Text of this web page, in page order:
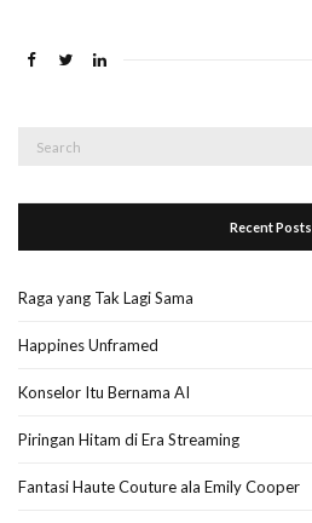
Search
Recent Posts
Raga yang Tak Lagi Sama
Happines Unframed
Konselor Itu Bernama AI
Piringan Hitam di Era Streaming
Fantasi Haute Couture ala Emily Cooper